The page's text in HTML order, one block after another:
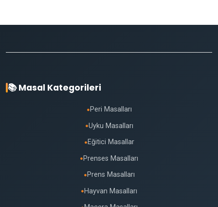
📚 Masal Kategorileri
● Peri Masalları
●Uyku Masalları
● Eğitici Masallar
● Prenses Masalları
● Prens Masalları
● Hayvan Masalları